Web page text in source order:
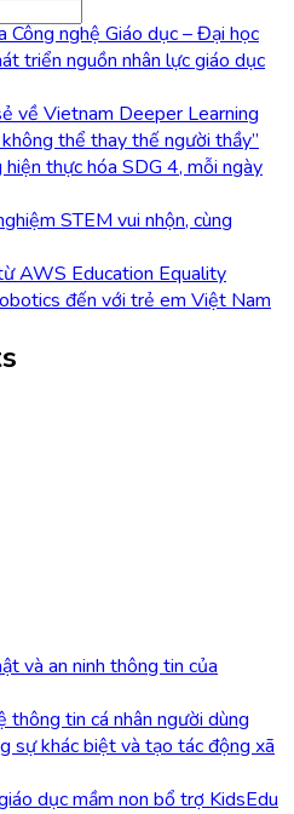
Công nghệ Giáo dục – Đại học
triển nguồn nhân lực giáo dục
về Vietnam Deeper Learning
thể thay thế người thầy”
thực hóa SDG 4, mỗi ngày
STEM vui nhộn, cùng
AWS Education Equality
đến với trẻ em Việt Nam
và an ninh thông tin của
thông tin cá nhân người dùng
sự khác biệt và tạo tác động xã
dục mầm non bổ trợ KidsEdu